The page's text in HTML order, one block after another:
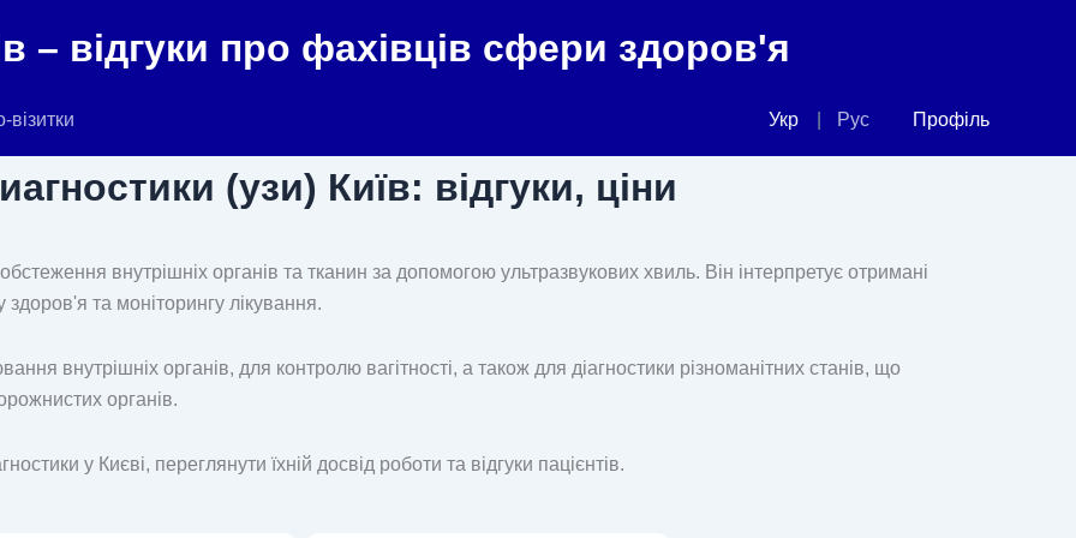
– відгуки про фахівців сфери здоров'я
візитки Укр Рус Профіль
(узи) Київ: відгуки, ціни
внутрішніх органів та тканин за допомогою ультразвукових хвиль. Він інтерпретує отримані
та моніторингу лікування.
внутрішніх органів, для контролю вагітності, а також для діагностики різноманітних станів, що
органів.
у Києві, переглянути їхній досвід роботи та відгуки пацієнтів.